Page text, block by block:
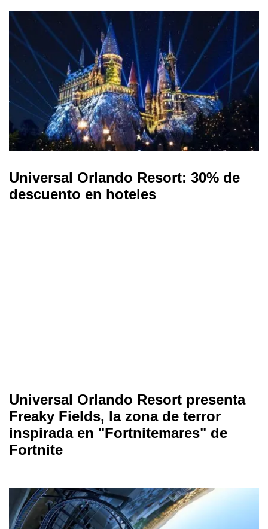
Universal Orlando Resort: 30% de
descuento en hoteles
Universal Orlando Resort presenta
Freaky Fields, la zona de terror
inspirada en "Fortnitemares" de
Fortnite